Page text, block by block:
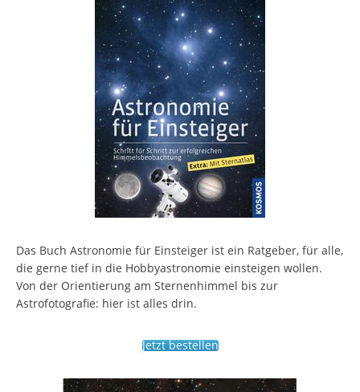
Das Buch Astronomie für Einsteiger ist ein Ratgeber, für alle,
die gerne tief in die Hobbyastronomie einsteigen wollen.
Von der Orientierung am Sternenhimmel bis zur
Astrofotografie: hier ist alles drin.
Jetzt bestellen